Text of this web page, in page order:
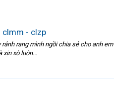
clmm - clzp
rang mình ngồi chia sẻ cho anh
xịn xò luôn...